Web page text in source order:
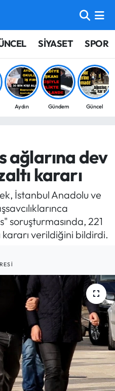
SİYASET SPOR
Aydın Gündem Güncel
ağlarına dev
kararı
İstanbul Anadolu ve
soruşturmasında, 221
kararı verildiğini bildirdi.
ve Fikstür